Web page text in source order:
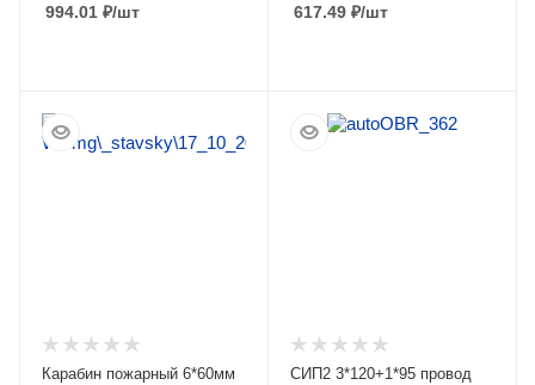
994.01 ₽/шт 617.49 ₽/шт
ПОДРОБНЕЕ
Карабин пожарный 6*60мм
СИП2 3*120+1*95 провод